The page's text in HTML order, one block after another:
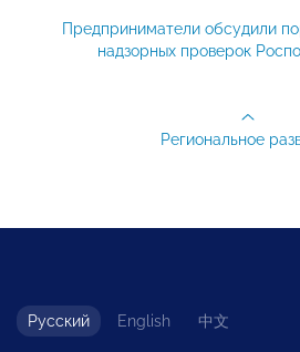
Предприниматели обсудили
надзорных проверок
Региональное
Русский English 中文